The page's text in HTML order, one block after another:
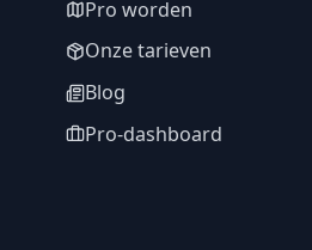
Pro worden
Onze tarieven
Blog
Pro-dashboard